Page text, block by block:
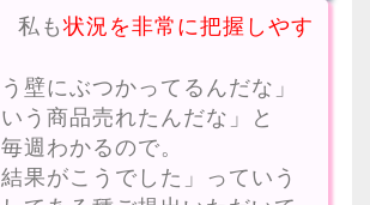
私も状況を非常に把握しやす
壁にぶつかってるんだな」
う商品売れたんだな」と
週わかるので。
果がこうでした」っていう